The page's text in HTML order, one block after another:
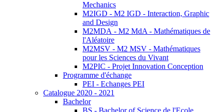
Mechanics
M2IGD - M2 IGD - Interaction, Graphic
and Design
M2MDA - M2 MdA - Mathématiques de
l'Aléatoire
M2MSV - M2 MSV - Mathématiques
pour les Sciences du Vivant
M2PIC - Projet Innovation Conception
Programme d'échange
PEI - Echanges PEI
Catalogue 2020 - 2021
Bachelor
BS - Bachelor of Science de l'Ecole